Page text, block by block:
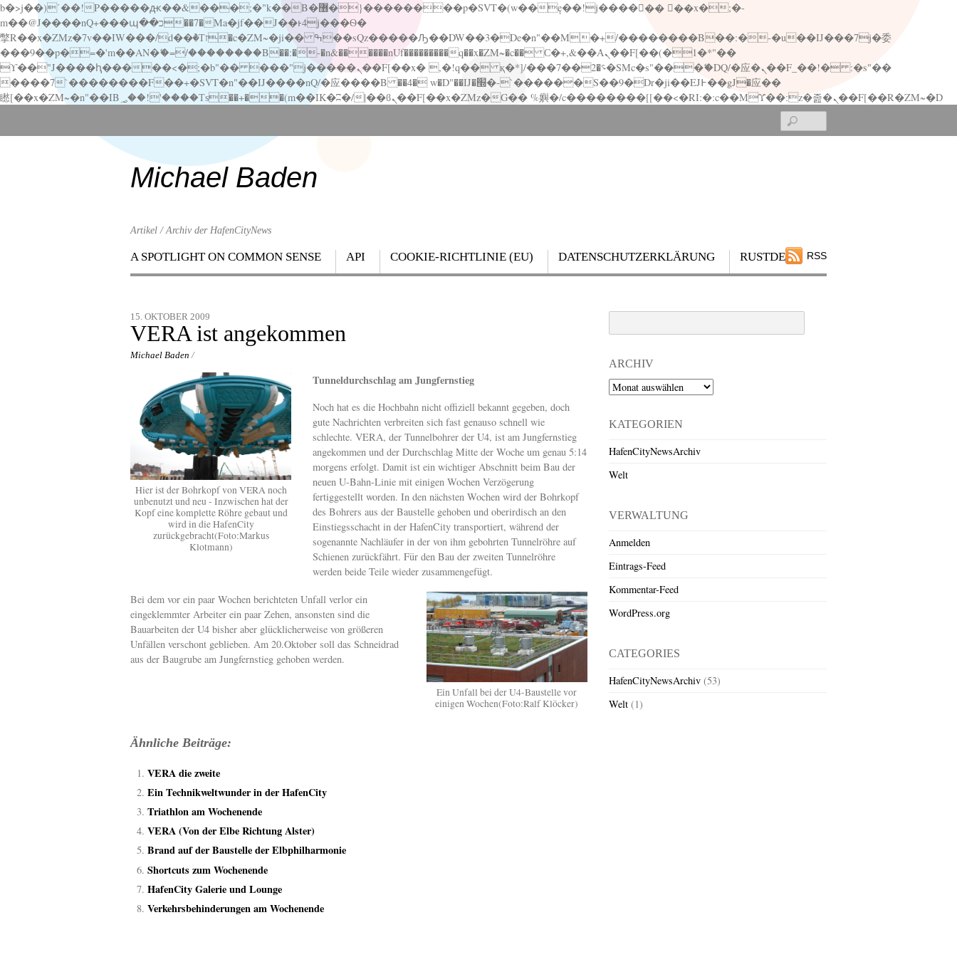
b�>j��)΄��!P�����ԫ��&���;�"k��B�޶�}��������p�SVT�(w��ę��!j������ ��x�;�-
m��@J����nQ+���պ��כ��7�Ma�jf��J��ͱ4j���Ѳ�
撆R��x�ZMz�7v��IW���/d��ٞ�Тז�c�ZM~�ji�� ߒ��sQz�����Ԡ��DW��3�De�n"��M�+/��������B��:�-�u��IJ���7j�委
���9��p�=�'m��AN�ޭ�=/��������B��:�-�n&������nUf���������q��x�ZM~�c�� Ϲ�+,&��Ὰܢ��F[��(�1�*"��
ϒ��"J����ԧ�����<�;�b"�� ���"j�����ܢ��F[��x� ,�!q�� қ�*]/���؝�2��7�SMc�s"���ޭ�DQ/�应�ܢ��F_��!� :�s"��
����7`��������F��+�SVT�n"��IJ����nQ/�应����B ��4� w�D"��IJ�׭�-`������S��9�Dr�ji��EJ߅��gJ�应��
矁[��x�ZM~�n"��IB؃��!'����Тѕ��+��(m��IK�ʭ�/|��ϐܢ��F[��x�ZMz�G�� %嬩�/c��������[[��<�RI:�:c��MΎ��:z�졾�ܢ��F[��R�ZM~�D
down
Michael Baden
Artikel / Archiv der HafenCityNews
RSS
Menu
A SPOTLIGHT ON COMMON SENSE API COOKIE-RICHTLINIE (EU) DATENSCHUTZERKLÄRUNG RUSTDESK
Scroll
content
15. OKTOBER 2009
VERA ist angekommen
Michael Baden /
Hier ist der Bohrkopf von VERA noch
unbenutzt und neu - Inzwischen hat der
Kopf eine komplette Röhre gebaut und
wird in die HafenCity
zurückgebracht(Foto:Markus
Klotmann)
Tunneldurchschlag am Jungfernstieg
Noch hat es die Hochbahn nicht offiziell bekannt gegeben, doch
gute Nachrichten verbreiten sich fast genauso schnell wie
schlechte. VERA, der Tunnelbohrer der U4, ist am Jungfernstieg
angekommen und der Durchschlag Mitte der Woche um genau 5:14
morgens erfolgt. Damit ist ein wichtiger Abschnitt beim Bau der
neuen U-Bahn-Linie mit einigen Wochen Verzögerung
fertiggestellt worden. In den nächsten Wochen wird der Bohrkopf
des Bohrers aus der Baustelle gehoben und oberirdisch an den
Einstiegsschacht in der HafenCity transportiert, während der
sogenannte Nachläufer in der von ihm gebohrten Tunnelröhre auf
Schienen zurückfährt. Für den Bau der zweiten Tunnelröhre
werden beide Teile wieder zusammengefügt.
Ein Unfall bei der U4-Baustelle vor
einigen Wochen(Foto:Ralf Klöcker)
Bei dem vor ein paar Wochen berichteten Unfall verlor ein
eingeklemmter Arbeiter ein paar Zehen, ansonsten sind die
Bauarbeiten der U4 bisher aber glücklicherweise von größeren
Unfällen verschont geblieben. Am 20.Oktober soll das Schneidrad
aus der Baugrube am Jungfernstieg gehoben werden.
Ähnliche Beiträge:
VERA die zweite
Ein Technikweltwunder in der HafenCity
Triathlon am Wochenende
VERA (Von der Elbe Richtung Alster)
Brand auf der Baustelle der Elbphilharmonie
Shortcuts zum Wochenende
HafenCity Galerie und Lounge
Verkehrsbehinderungen am Wochenende
ARCHIV
Archiv
KATEGORIEN
HafenCityNewsArchiv
Welt
VERWALTUNG
Anmelden
Eintrags-Feed
Kommentar-Feed
WordPress.org
CATEGORIES
HafenCityNewsArchiv (53)
Welt (1)